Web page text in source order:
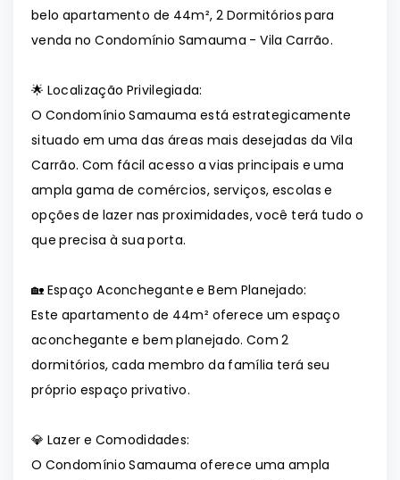
belo apartamento de 44m², 2 Dormitórios para
venda no Condomínio Samauma - Vila Carrão.
🌟 Localização Privilegiada:
O Condomínio Samauma está estrategicamente
situado em uma das áreas mais desejadas da Vila
Carrão. Com fácil acesso a vias principais e uma
ampla gama de comércios, serviços, escolas e
opções de lazer nas proximidades, você terá tudo o
que precisa à sua porta.
🏡 Espaço Aconchegante e Bem Planejado:
Este apartamento de 44m² oferece um espaço
aconchegante e bem planejado. Com 2
dormitórios, cada membro da família terá seu
próprio espaço privativo.
💎 Lazer e Comodidades:
O Condomínio Samauma oferece uma ampla